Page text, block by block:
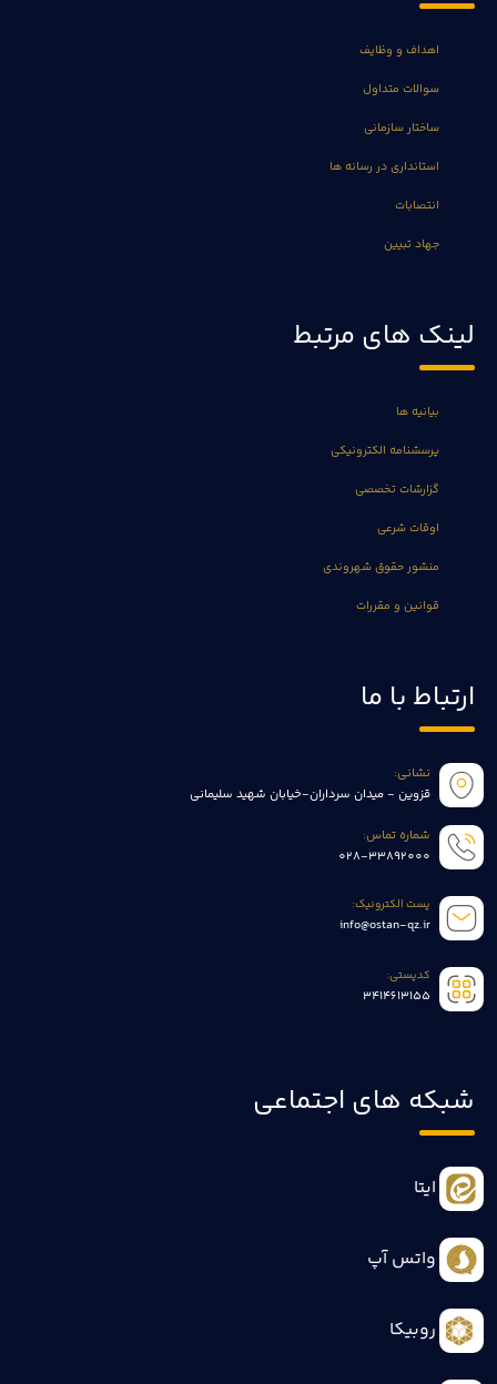
اهداف و وظایف
سوالات متداول
ساختار سازمانی
استانداری در رسانه ها
انتصابات
جهاد تبیین
لینک های مرتبط
بیانیه ها
پرسشنامه الکترونیکی
گزارشات تخصصی
اوقات شرعی
منشور حقوق شهروندی
قوانین و مقررات
ارتباط با ما
نشانی:
قزوین - میدان سرداران-خیابان شهید سلیمانی
شماره تماس:
028-33892000
پست الکترونیک:
info@ostan-qz.ir
کدپستی:
3414613155
شبکه های اجتماعی
ایتا
واتس آپ
روبیکا